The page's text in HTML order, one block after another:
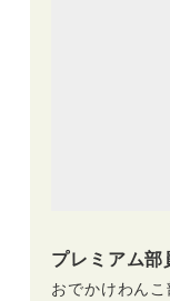
プレミアム部
おでかけわん